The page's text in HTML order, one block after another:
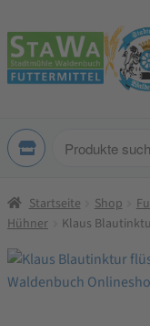
Zur
Navigation
springen
Zum
Inhalt
springen
Produkte
Startseite Shop
Hühner
Klaus